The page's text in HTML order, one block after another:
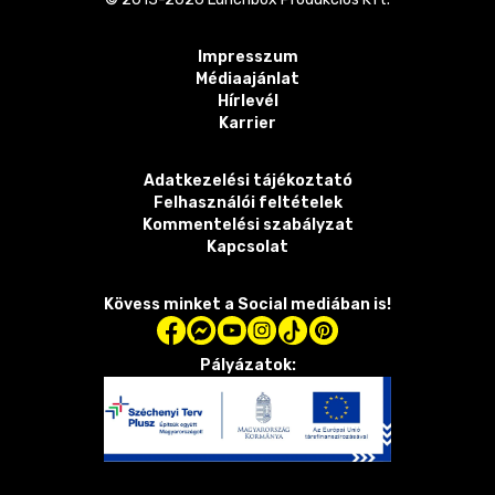
Impresszum
Médiaajánlat
Hírlevél
Karrier
Adatkezelési tájékoztató
Felhasználói feltételek
Kommentelési szabályzat
Kapcsolat
Kövess minket a Social mediában is!
Pályázatok: